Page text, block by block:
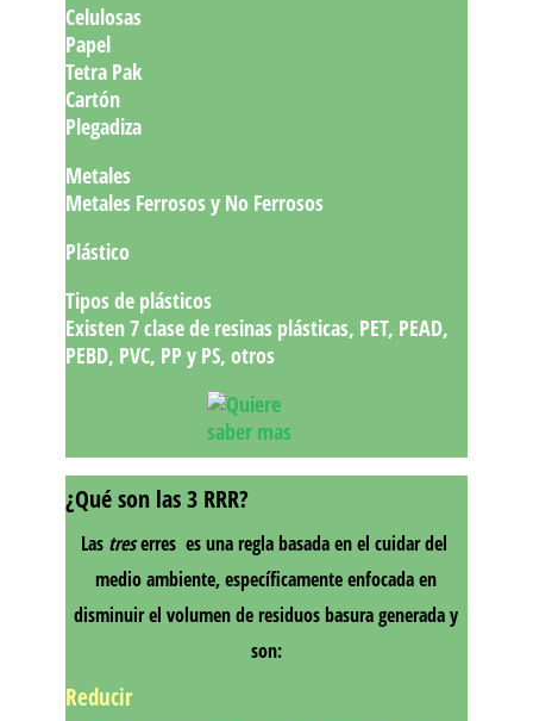
Celulosas
Papel
Tetra Pak
Cartón
Plegadiza
Metales
Metales Ferrosos y No Ferrosos
Plástico
Tipos de plásticos
Existen 7 clase de resinas plásticas, PET, PEAD,
PEBD, PVC, PP y PS, otros
¿Qué son las 3 RRR?
Las treserres es una regla basada en el cuidar del
medio ambiente, específicamente enfocada en
disminuir el volumen de residuos basura generada y
son:
Reducir